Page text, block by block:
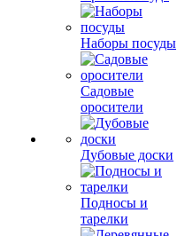
Наборы посуды
Садовые
оросители
Дубовые доски
Подносы и
тарелки